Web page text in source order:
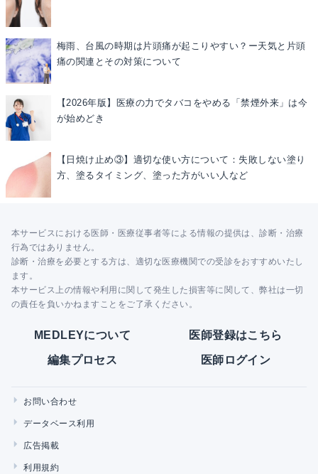
梅雨、台風の時期は片頭痛が起こりやすい？ー天気と片頭
痛の関連とその対策について
【2026年版】医療の力でタバコをやめる「禁煙外来」は今
が始めどき
【日焼け止め③】適切な使い方について：失敗しない塗り
方、塗るタイミング、塗った方がいい人など
本サービスにおける医師・医療従事者等による情報の提供は、診断・治療
行為ではありません。
診断・治療を必要とする方は、適切な医療機関での受診をおすすめいたし
ます。
本サービス上の情報や利用に関して発生した損害等に関して、弊社は一切
の責任を負いかねますことをご了承ください。
MEDLEYについて 医師登録はこちら
編集プロセス 医師ログイン
お問い合わせ
データベース利用
広告掲載
利用規約